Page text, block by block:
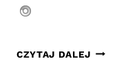
CZYTAJ DALEJ PIERWSZY